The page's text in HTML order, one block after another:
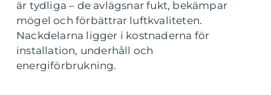
är tydliga – de avlägsnar fukt, bekämpar
mögel och förbättrar luftkvaliteten.
Nackdelarna ligger i kostnaderna för
installation, underhåll och
energiförbrukning.